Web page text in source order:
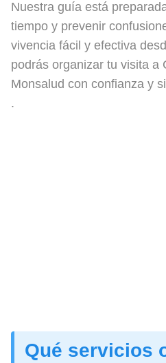
Nuestra guía está
tiempo y prevenir
vivencia fácil y efectiva
podrás organizar tu visita a
Monsalud con confianza y
.
Qué servicios